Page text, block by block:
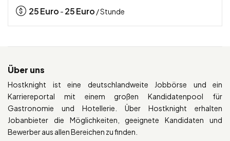
25Euro - 25Euro / Stunde
Über uns
Hostknight ist eine deutschlandweite Jobbörse und ein
Karriereportal mit einem großen Kandidatenpool für
Gastronomie und Hotellerie. Über Hostknight erhalten
Jobanbieter die Möglichkeiten, geeignete Kandidaten und
Bewerber aus allen Bereichen zu finden.